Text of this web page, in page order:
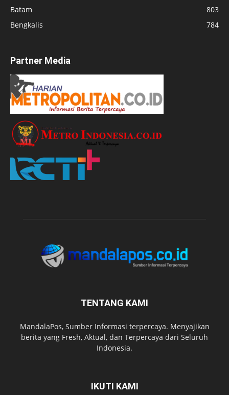
Batam
803
Bengkalis
784
Partner Media
TENTANG KAMI
MandalaPos, Sumber Informasi terpercaya. Menyajikan
berita yang Fresh, Aktual, dan Terpercaya dari Seluruh
Indonesia.
IKUTI KAMI